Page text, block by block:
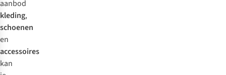
aanbod
kleding,
schoenen
en
accessoires
kan